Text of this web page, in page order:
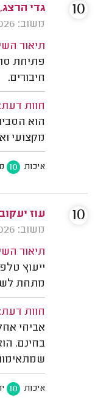
גדי
משוב: 26/06/2026
תיאור
פתיחת
חיבורים.
חוות דעת:
הוא
מקצועי
איכות 10
10
עוז
משוב: 02/06/2026
תיאור
ייעוץ
מתחת
חוות דעת:
אביחי
בחינם.
איכות 10
10